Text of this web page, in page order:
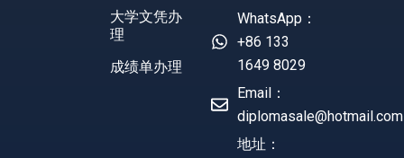
大学文凭办
理
成绩单办理
WhatsApp：
+86 133
1649 8029
Email：
diplomasale@hotmail.com
地址：